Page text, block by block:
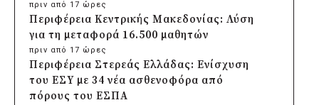
πριν από 17 ώρες
Περιφέρεια Κεντρικής Μακεδονίας: Λύση
για τη μεταφορά 16.500 μαθητών
πριν από 17 ώρες
Περιφέρεια Στερεάς Ελλάδας: Ενίσχυση
του ΕΣΥ με 34 νέα ασθενοφόρα από
πόρους του ΕΣΠΑ